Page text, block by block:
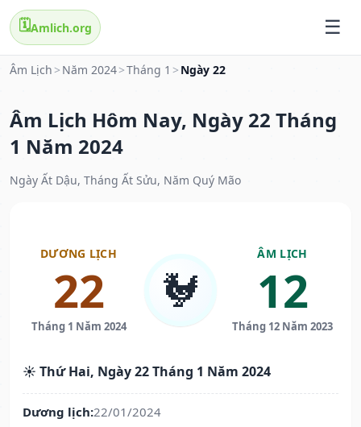
🗓️Amlich.org
Âm Lịch > Năm 2024>Tháng 1 > Ngày 22
Âm Lịch Hôm Nay, Ngày 22 Tháng
1 Năm 2024
Ngày Ất Dậu, Tháng Ất Sửu, Năm Quý Mão
DƯƠNG LỊCH
22
Tháng 1 Năm 2024
🐓
ÂM LỊCH
12
Tháng 12 Năm 2023
☀️ Thứ Hai, Ngày 22 Tháng 1 Năm 2024
Dương lịch:22/01/2024